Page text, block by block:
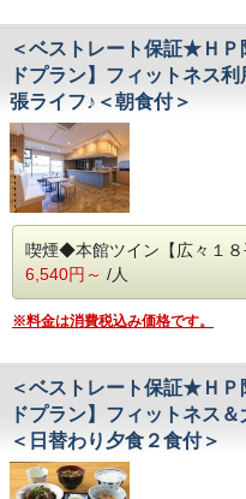
＜ベストレート保証★Ｈ
ドプラン】フィットネス
張ライフ♪＜朝食付＞
喫煙◆本館ツイン【広々１
6,540円～ /人
※料金は消費税込み価格です。
＜ベストレート保証★Ｈ
ドプラン】フィットネス
＜日替わり夕食２食付＞